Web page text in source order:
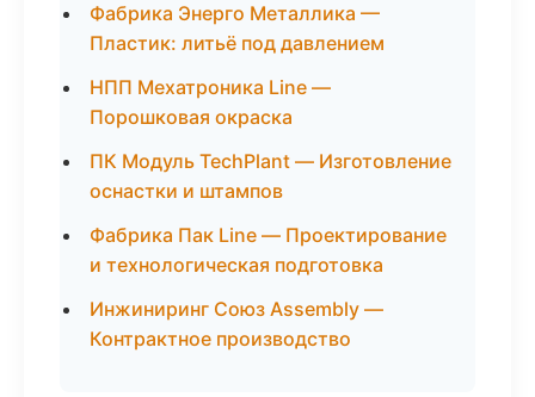
Фабрика Энерго Металлика —
Пластик: литьё под давлением
НПП Мехатроника Line —
Порошковая окраска
ПК Модуль TechPlant — Изготовление
оснастки и штампов
Фабрика Пак Line — Проектирование
и технологическая подготовка
Инжиниринг Союз Assembly —
Контрактное производство